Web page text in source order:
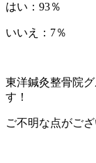
はい：93％
いいえ：7％
東洋鍼灸整骨院
す！
ご不明な点がご